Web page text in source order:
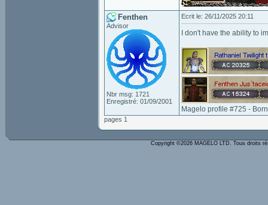
Fenthen
Advisor
Nbr msg: 1721
Enregistré: 01/09/2001
Ecrit le: 26/11/2025 20:11
I don't have the ability to
Magelo profile #725 -
pages 1
Copyright ©2026 MAGELO LTD. Tous droits